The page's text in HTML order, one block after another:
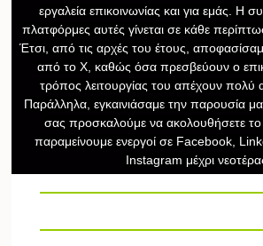
εργαλεία επικοινωνίας και για εμάς. Η
πλατφόρμες αυτές γίνεται σε κάθε
Έτσι, από τις αρχές του έτους,
από το Χ, καθώς όσα πρεσβεύουν ο
τρόπος λειτουργίας του απέχουν πολύ
Παράλληλα, εγκαινιάσαμε την παρουσία
σας προσκαλούμε να ακολουθήσετε
παραμείνουμε ενεργοί σε Facebook,
Instagram μέχρι